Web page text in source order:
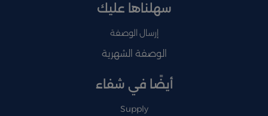
سهلناها عليك
إرسال الوصفة
الوصفة الشهرية
أيضًا في شفاء
Supply